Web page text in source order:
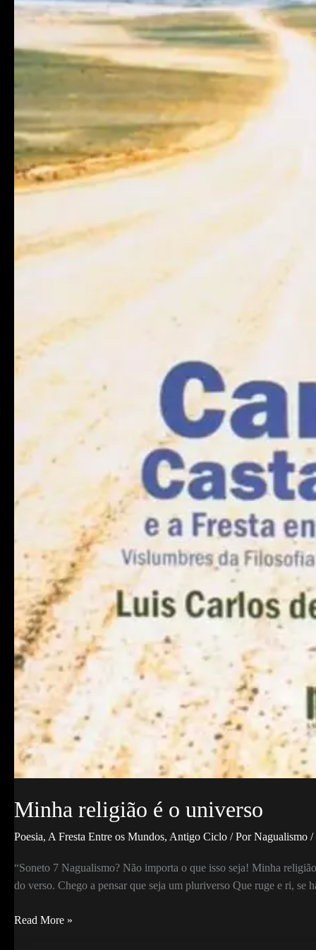
Minha religião é o universo
Poesia, A Fresta Entre os Mundos, Antigo Ciclo / PorNagualismo /
“Soneto 7 Nagualismo? Não importa o que isso seja! Minha
do verso. Chego a pensar que seja um pluriverso Que ruge e ri, se
Minha
Read More »